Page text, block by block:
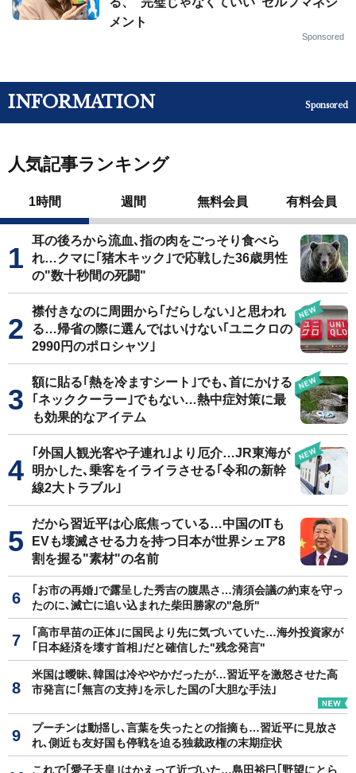
メント
Sponsored
INFORMATION Sponsored
人気記事ランキング
1時間 週間 無料会員 有料会員
耳の後ろから流血､指の肉をごっそり食べら
れ…クマに｢猪木キック｣で応戦した36歳男性
の"数十秒間の死闘"
襟付きなのに周囲から｢だらしない｣と思われ
る…帰省の際に選んではいけない｢ユニクロの
2990円のポロシャツ｣
額に貼る｢熱を冷ますシート｣でも､首にかける
｢ネッククーラー｣でもない…熱中症対策に最
も効果的なアイテム
｢外国人観光客や子連れ｣より厄介…JR東海が
明かした､乗客をイライラさせる｢令和の新幹
線2大トラブル｣
だから習近平は心底焦っている…中国のITも
EVも壊滅させる力を持つ日本が世界シェア8
割を握る"素材"の名前
｢お市の再婚｣で露呈した秀吉の腹黒さ…清須会議の約束を守っ
たのに､滅亡に追い込まれた柴田勝家の"急所"
｢高市早苗の正体｣に国民より先に気づいていた…海外投資家が
｢日本経済を壊す首相｣だと確信した"残念発言"
米国は曖昧､韓国は冷ややかだったが…習近平を激怒させた高
市発言に｢無言の支持｣を示した国の｢大胆な手法｣
プーチンは動揺し､言葉を失ったとの指摘も…習近平に見放さ
れ､側近も友好国も停戦を迫る独裁政権の末期症状
これで｢愛子天皇｣はかえって近づいた…島田裕巳｢野望にとら